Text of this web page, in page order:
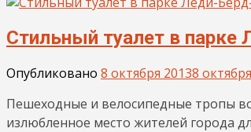
Стильный туалет в
Опубликовано 8 октября 20138
Пешеходные и велосипедные тропы
излюбленное место жителей города